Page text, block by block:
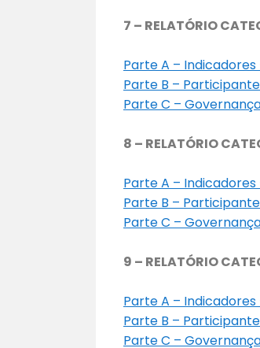
7 – RELATÓRIO
Parte A – Indicadores
Parte B –
Parte C –
8 – RELATÓRIO
Parte A – Indicadores
Parte B –
Parte C –
9 – RELATÓRIO
Parte A – Indicadores
Parte B –
Parte C –